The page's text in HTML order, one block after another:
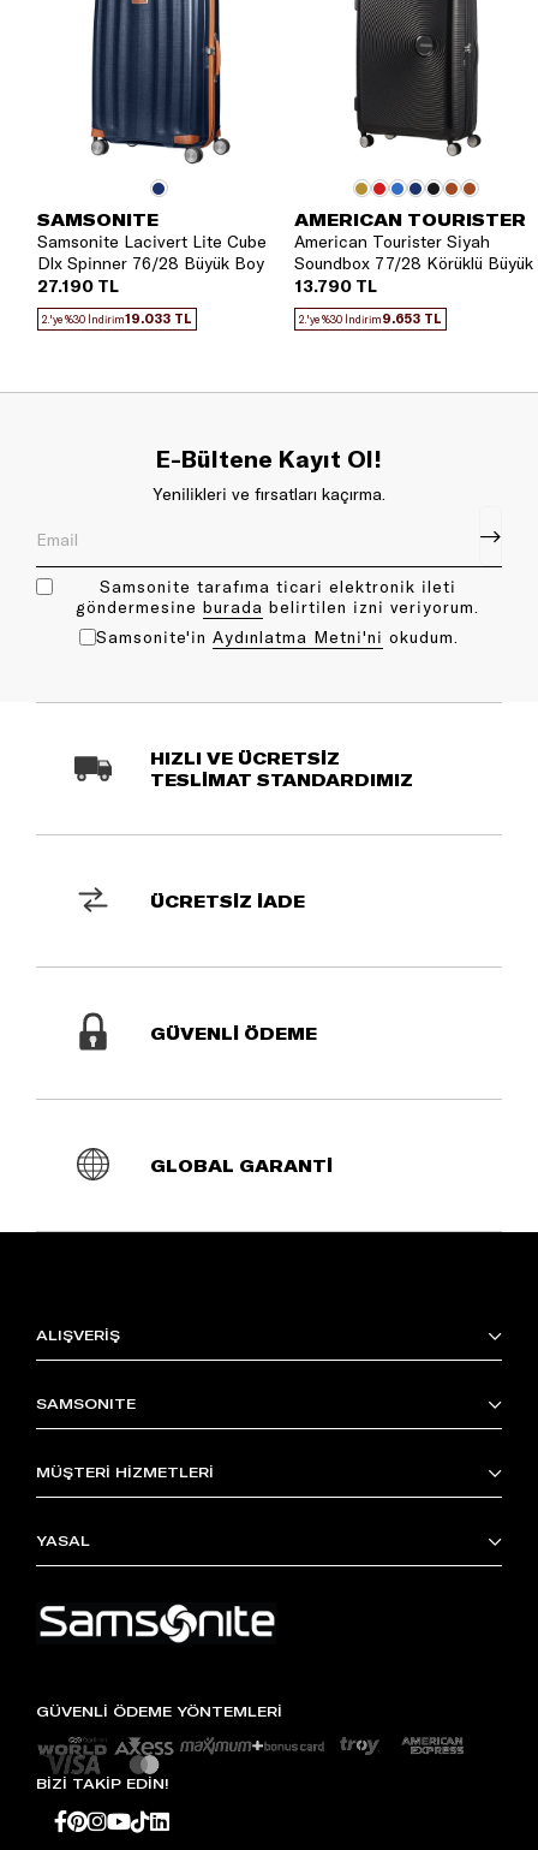
SAMSONITE
Samsonite Lacivert Lite Cube
Dlx Spinner 76/28 Büyük Boy
Valiz
27.190 TL
2.'ye %30 İndirim19.033 TL
AMERICAN TOURISTER
American Tourister Siyah
Soundbox 77/28 Körüklü Büyük
Boy Valiz
13.790 TL
2.'ye %30 İndirim9.653 TL
E-Bültene Kayıt Ol!
Yenilikleri ve fırsatları kaçırma.
Samsonite tarafıma ticari elektronik ileti
göndermesine bu rada belirtilen izni veriyorum.
Samsonite'in Aydınlatma Metni'ni okudum.
HIZLI VE ÜCRETSİZ
TESLİMAT STANDARDIMIZ
ÜCRETSİZ İADE
GÜVENLİ ÖDEME
GLOBAL GARANTİ
ALIŞVERİŞ
SAMSONITE
MÜŞTERİ HİZMETLERİ
YASAL
GÜVENLİ ÖDEME YÖNTEMLERİ
BİZİ TAKİP EDİN!